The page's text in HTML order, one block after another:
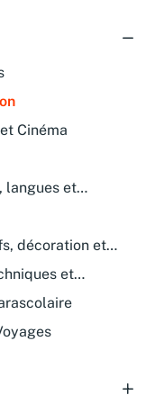
Cinéma
langues et
décoration et
et